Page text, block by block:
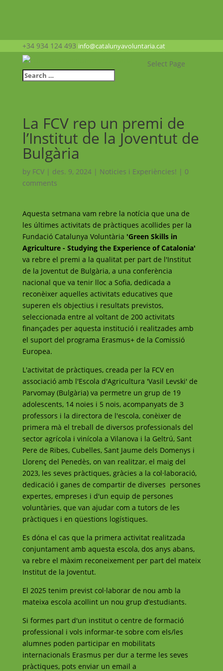
+34 934 124 493 info@catalunyavoluntaria.cat
Select Page
La FCV rep un premi de
l’Institut de la Joventut de
Bulgària
by FCV| des. 9, 2024| Noticies i Experiències! | 0
comments
Aquesta setmana vam rebre la notícia que una de
les últimes activitats de pràctiques acollides per la
Fundació Catalunya Voluntària 'Green Skills in
Agriculture - Studying the Experience of Catalonia'
va rebre el premi a la qualitat per part de l'Institut
de la Joventut de Bulgària, a una conferència
nacional que va tenir lloc a Sofia, dedicada a
reconèixer aquelles activitats educatives que
superen els objectius i resultats previstos,
seleccionada entre al voltant de 200 activitats
finançades per aquesta institució i realitzades amb
el suport del programa Erasmus+ de la Comissió
Europea.
L'activitat de pràctiques, creada per la FCV en
associació amb l'Escola d'Agricultura 'Vasil Levski' de
Parvomay (Bulgària) va permetre un grup de 19
adolescents, 14 noies i 5 nois, acompanyats de 3
professors i la directora de l'escola, conèixer de
primera mà el treball de diversos professionals del
sector agrícola i vinícola a Vilanova i la Geltrú, Sant
Pere de Ribes, Cubelles, Sant Jaume dels Domenys i
Llorenç del Penedès, on van realitzar, el maig del
2023, les seves pràctiques, gràcies a la col·laboració,
dedicació i ganes de compartir de diverses persones
expertes, empreses i d'un equip de persones
voluntàries, que van ajudar com a tutors de les
pràctiques i en qüestions logístiques.
Es dóna el cas que la primera activitat realitzada
conjuntament amb aquesta escola, dos anys abans,
va rebre el màxim reconeixement per part del mateix
Institut de la Joventut.
El 2025 tenim previst col·laborar de nou amb la
mateixa escola acollint un nou grup d’estudiants.
Si formes part d'un institut o centre de formació
professional i vols informar-te sobre com els/les
alumnes poden participar en mobilitats
internacionals Erasmus per dur a terme les seves
pràctiques, pots enviar un email a